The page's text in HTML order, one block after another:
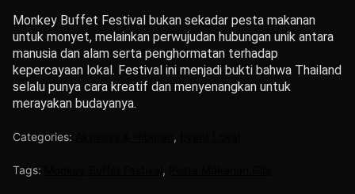
Monkey Buffet Festival bukan sekadar pesta makanan
untuk monyet, melainkan perwujudan hubungan unik antara
manusia dan alam serta penghormatan terhadap
kepercayaan lokal. Festival ini menjadi bukti bahwa Thailand
selalu punya cara kreatif dan menyenangkan untuk
merayakan budayanya.
Categories: ,
Tags: ,